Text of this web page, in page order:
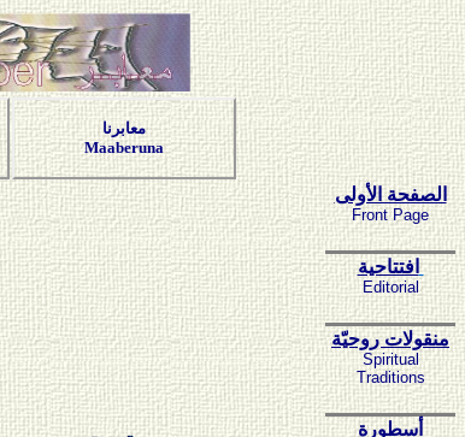
معابرنا
Maaberuna
الصفحة الأولى
Front Page
افتتاحية
Editorial
منقولات روحيّة
Spiritual
Traditions
أسطورة